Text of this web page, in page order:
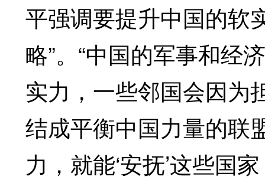
平强调要提升中国的软
略”。“中国的军事和经
实力，一些邻国会因为
结成平衡中国力量的联
力，就能‘安抚’这些国